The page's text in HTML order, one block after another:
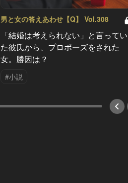
男と女の答えあわせ【Q】 Vol.308
「結婚は考えられない」と言ってい
た彼氏から、プロポーズをされた
女。勝因は？
#小説